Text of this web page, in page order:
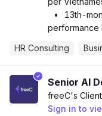
•
13th-
performance
HR Consulting
Senior AI
freeC's Client
Sign in to